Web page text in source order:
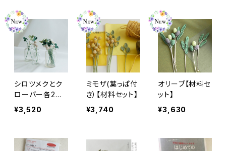
シロツメクとク
ローバー各2色
【材料セット】
¥3,520
ミモザ(葉っぱ付
き）【材料セット】
¥3,740
オリーブ【材料セ
ット】
¥3,630